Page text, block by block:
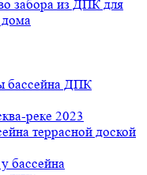
забора из ДПК для
дома
бассейна ДПК
реке 2023
террасной доской
бассейна